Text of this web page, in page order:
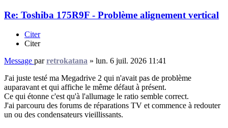
Re: Toshiba 175R9F - Problème alignement vertical
Citer
Citer
Message parretrokatana » lun. 6 juil. 2026 11:41
J'ai juste testé ma Megadrive 2 qui n'avait pas de problème
auparavant et qui affiche le même défaut à présent.
Ce qui étonne c'est qu'à l'allumage le ratio semble correct.
J'ai parcouru des forums de réparations TV et commence à redouter
un ou des condensateurs vieillissants.